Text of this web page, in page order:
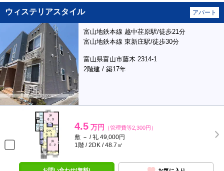
ウィステリアスタイル アパート
富山地鉄本線 越中荏原駅/徒歩21分
富山地鉄本線 東新庄駅/徒歩30分
富山県富山市藤木 2314-1
2階建 / 築17年
4.5 万円 （管理費等2,300円）
敷 － / 礼 49,000円
1階 / 2DK / 48.7㎡